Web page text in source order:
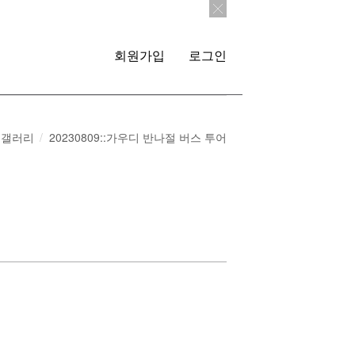
회원가입 로그인
갤러리 20230809::가우디 반나절 버스 투어